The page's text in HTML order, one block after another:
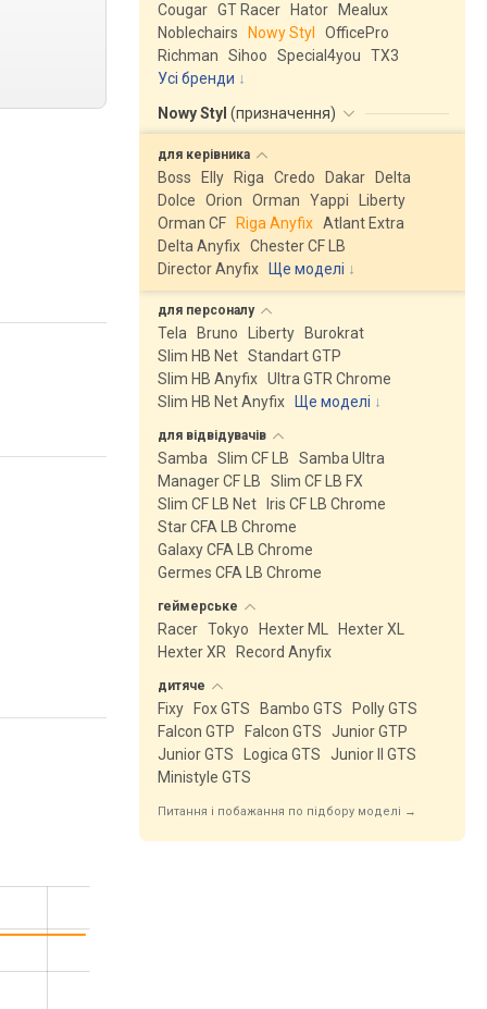
Cougar GT Racer Hator
Mealux
Noblechairs
Nowy Styl
OfficePro
Richman
Sihoo Special4you
ТX3
Усі бренди
Nowy Styl (призначення)
для керівника
Boss Elly Riga Credo Dakar
Delta
Dolce
Orion Orman Yappi
Liberty
Orman CF
Riga Anyfix Atlant Extra
Delta Anyfix Chester CF LB
Director Anyfix
Ще моделі ↓
для персоналу
Tela Bruno Liberty
Burokrat
Slim HB Net Standart GTP
Slim HB Anyfix Ultra GTR Chrome
Slim HB Net Anyfix
Ще моделі ↓
для відвідувачів
Samba Slim CF LB
Samba Ultra
Manager CF LB
Slim CF LB FX
Slim CF LB Net
Iris CF LB Chrome
Star CFA LB Chrome
Galaxy CFA LB Chrome
Germes CFA LB Chrome
геймерське
Racer Tokyo Hexter ML
Hexter XL
Hexter XR
Record Anyfix
дитяче
Fixy Fox GTS Bambo GTS
Polly GTS
Falcon GTP
Falcon GTS
Junior GTP
Junior GTS
Logica GTS
Junior II GTS
Ministyle GTS
Питання і побажання по підбору моделі →